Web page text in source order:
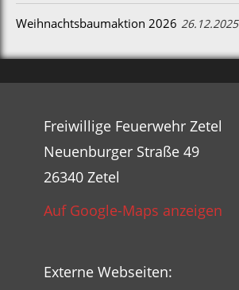
Weihnachtsbaumaktion 2026 26.12.2025
Freiwillige Feuerwehr Zetel
Neuenburger Straße 49
26340 Zetel
Auf Google-Maps anzeigen
Externe Webseiten: